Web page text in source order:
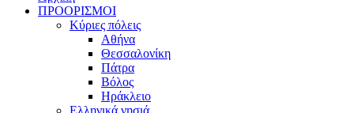
ΠΡΟΟΡΙΣΜΟΙ
Κύριες πόλεις
Αθήνα
Θεσσαλονίκη
Πάτρα
Βόλος
Ηράκλειο
Ελληνικά νησιά